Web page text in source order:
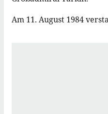
Am 11. August 1984